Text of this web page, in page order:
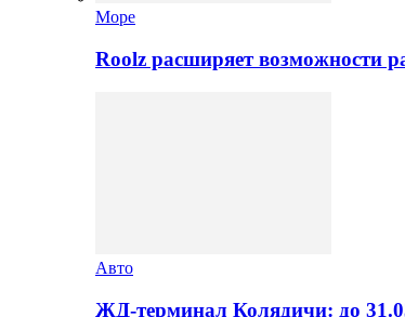
Море
Roolz расширяет возможности
Авто
ЖД-терминал Колядичи: до